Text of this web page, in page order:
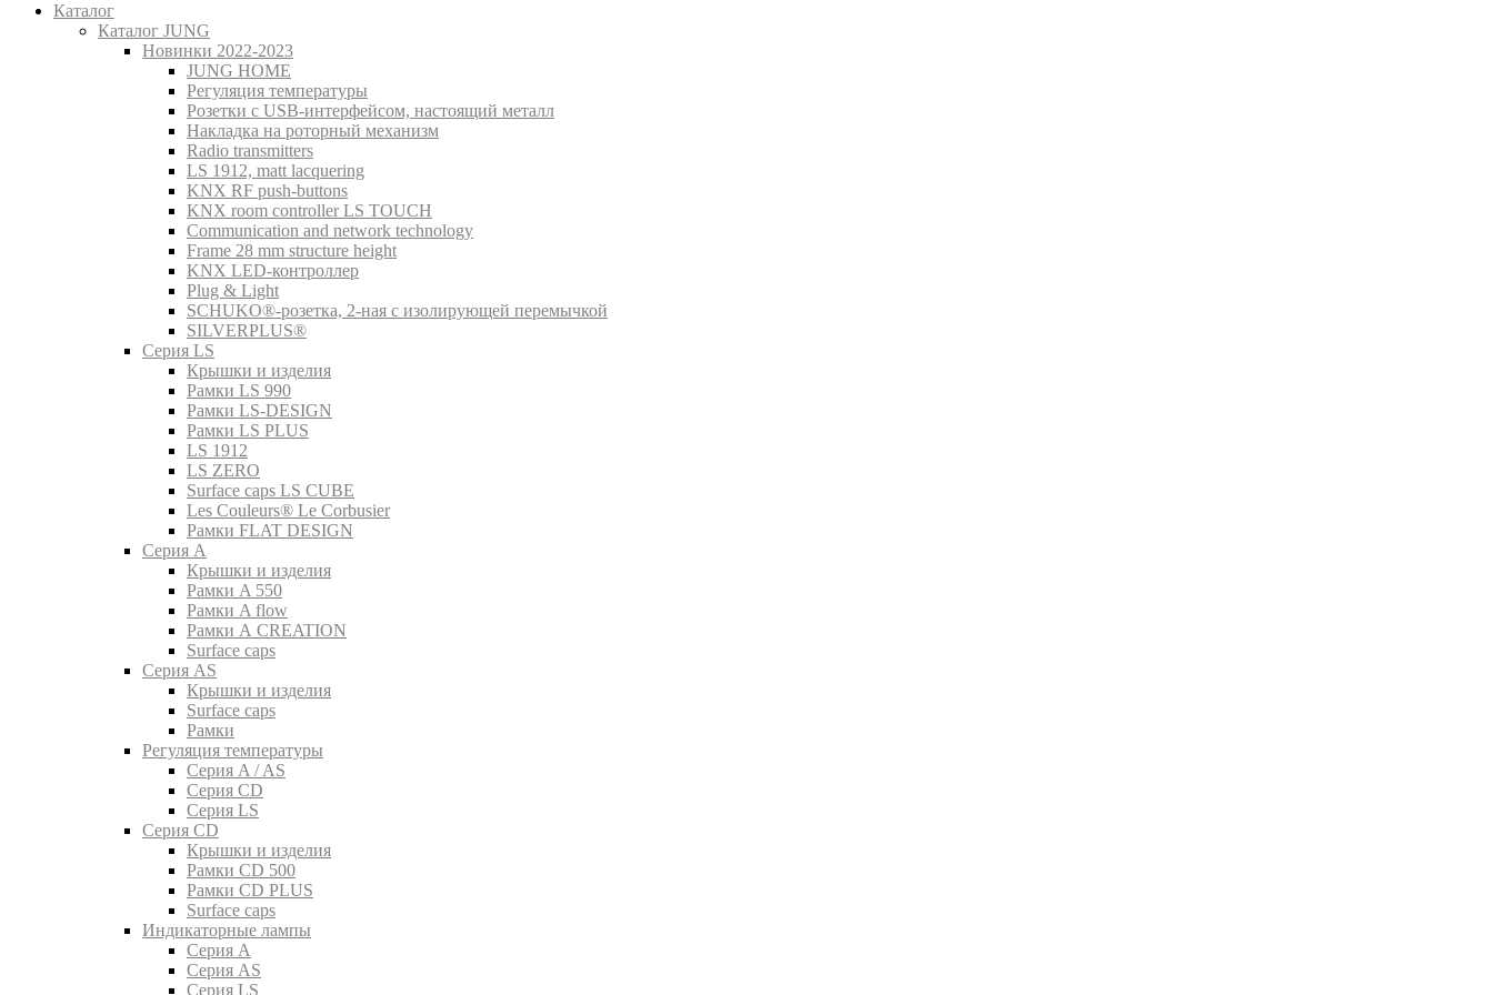
Каталог
Каталог JUNG
Новинки 2022-2023
JUNG HOME
Регуляция температуры
Розетки с USB-интерфейсом, настоящий металл
Накладка на роторный механизм
Radio transmitters
LS 1912, matt lacquering
KNX RF push-buttons
KNX room controller LS TOUCH
Communication and network technology
Frame 28 mm structure height
KNX LED-контроллер
Plug & Light
SCHUKO®-розетка, 2-ная с изолирующей перемычкой
SILVERPLUS®
Серия LS
Крышки и изделия
Рамки LS 990
Рамки LS-DESIGN
Рамки LS PLUS
LS 1912
LS ZERO
Surface caps LS CUBE
Les Couleurs® Le Corbusier
Рамки FLAT DESIGN
Серия A
Крышки и изделия
Рамки A 550
Рамки A flow
Рамки A CREATION
Surface caps
Серия AS
Крышки и изделия
Surface caps
Рамки
Регуляция температуры
Серия A / AS
Серия CD
Серия LS
Серия CD
Крышки и изделия
Рамки CD 500
Рамки CD PLUS
Surface caps
Индикаторные лампы
Серия A
Серия AS
Серия LS